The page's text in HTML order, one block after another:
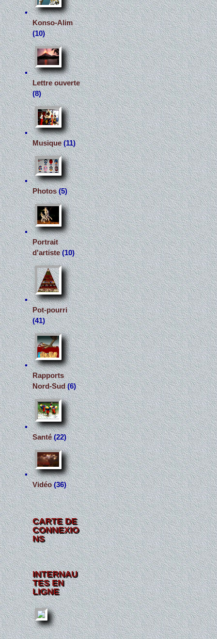
Konso-Alim
(10)
Lettre ouverte
(8)
Musique(11)
Photos(5)
Portrait
d'artiste(10)
Pot-pourri
(41)
Rapports
Nord-Sud(6)
Santé(22)
Vidéo(36)
CARTE DE
CONNEXIO
NS
INTERNAU
TES EN
LIGNE